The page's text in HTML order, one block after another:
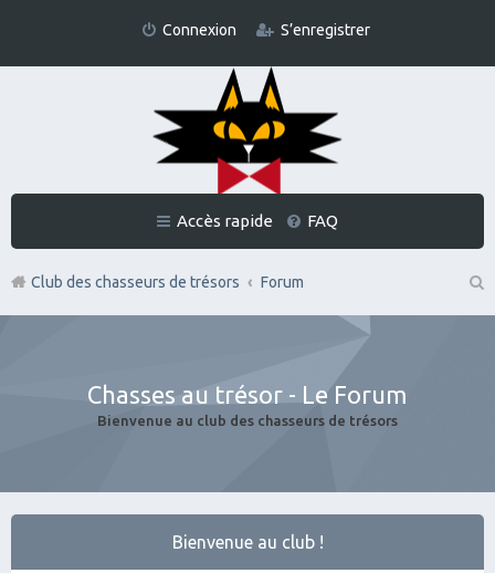
Connexion S’enregistrer
Accès rapide FAQ
Club des chasseurs de trésors
Forum
Re
Chasses au trésor - Le Forum
Bienvenue au club des chasseurs de trésors
Bienvenue au club !